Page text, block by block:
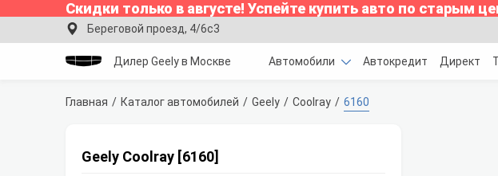
Скидки только в августе! Успейте купить авто по старым
Береговой проезд, 4/6с3
Дилер Geely в Москве Автомобили Автокредит Директ
Главная Каталог автомобилей Geely Coolray 6160
Geely Coolray [6160]